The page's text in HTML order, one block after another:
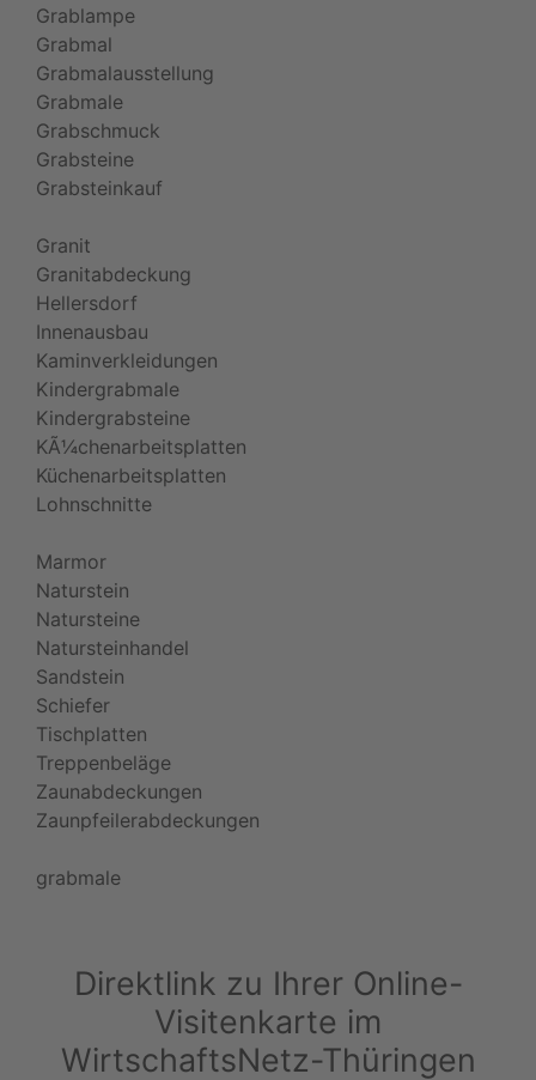
Grablampe
Grabmal
Grabmalausstellung
Grabmale
Grabschmuck
Grabsteine
Grabsteinkauf
Granit
Granitabdeckung
Hellersdorf
Innenausbau
Kaminverkleidungen
Kindergrabmale
Kindergrabsteine
KÃ¼chenarbeitsplatten
Küchenarbeitsplatten
Lohnschnitte
Marmor
Naturstein
Natursteine
Natursteinhandel
Sandstein
Schiefer
Tischplatten
Treppenbeläge
Zaunabdeckungen
Zaunpfeilerabdeckungen
grabmale
Direktlink zu Ihrer Online-
Visitenkarte im
WirtschaftsNetz-Thüringen